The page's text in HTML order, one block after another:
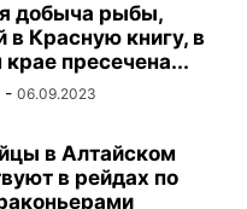
добыча рыбы,
в Красную книгу, в
пресечена...
- 06.09.2023
в Алтайском
в рейдах по